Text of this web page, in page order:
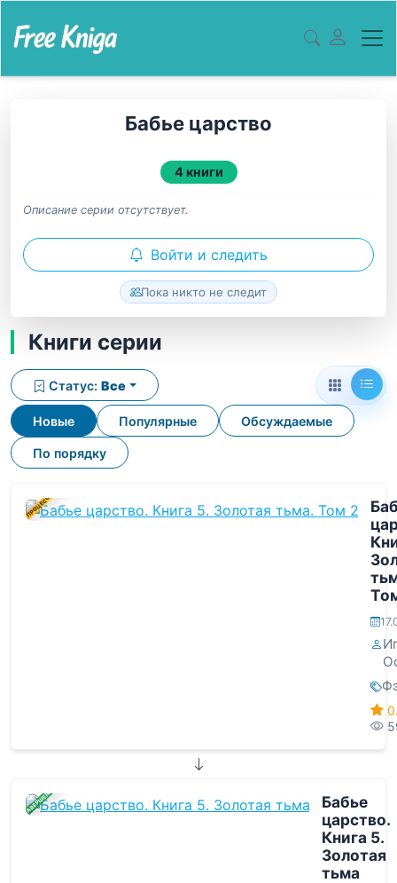
Бабье царство
4 книги
Описание серии отсутствует.
Войти и следить
Пока никто не следит
Книги серии
Новые Популярные Обсуждаемые
По порядку
Статус: Все
В ПРОЦЕССЕ
ЗАВЕРШЕНА
Бабье
царство.
Книга 5.
Золотая
тьма